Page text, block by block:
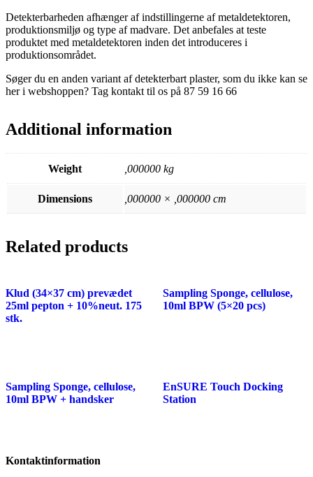
Detekterbarheden afhænger af indstillingerne af metaldetektoren,
produktionsmiljø og type af madvare. Det anbefales at teste
produktet med metaldetektoren inden det introduceres i
produktionsområdet.
Søger du en anden variant af detekterbart plaster, som du ikke kan se
her i webshoppen? Tag kontakt til os på 87 59 16 66
Additional information
Weight ,000000 kg
Dimensions ,000000 × ,000000 cm
Related products
Klud (34×37 cm) prevædet
25ml pepton + 10%neut. 175
stk.
Sampling Sponge, cellulose,
10ml BPW (5×20 pcs)
Sampling Sponge, cellulose,
10ml BPW + handsker
EnSURE Touch Docking
Station
Kontaktinformation